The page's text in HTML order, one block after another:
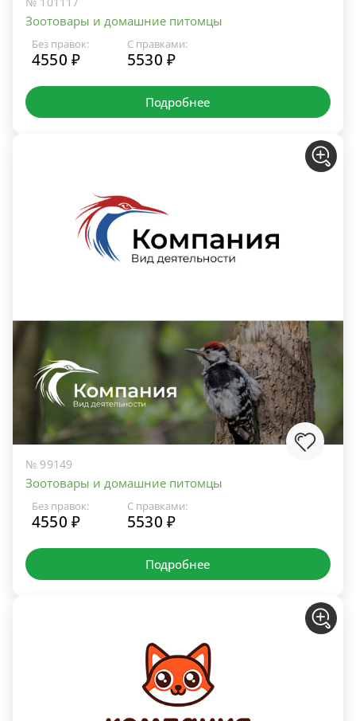
Зоотовары и домашние питомцы
Без правок:
4550 ₽
С правками:
5530 ₽
Подробнее
№ 99149
Зоотовары и домашние питомцы
Без правок:
4550 ₽
С правками:
5530 ₽
Подробнее